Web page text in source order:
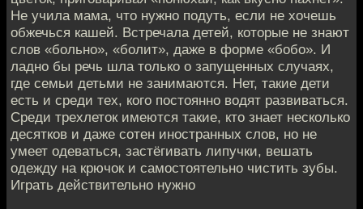
Не учила мама, что нужно подуть, если не хочешь
обжечься кашей. Встречала детей, которые не знают
слов «больно», «болит», даже в форме «бобо». И
ладно бы речь шла только о запущенных случаях,
где семьи детьми не занимаются. Нет, такие дети
есть и среди тех, кого постоянно водят развиваться.
Среди трехлеток имеются такие, кто знает несколько
десятков и даже сотен иностранных слов, но не
умеет одеваться, застёгивать липучки, вешать
одежду на крючок и самостоятельно чистить зубы.
Играть действительно нужно